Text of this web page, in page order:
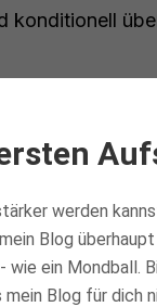
konditionell
besser
dran bleiben 😉
werden
Blog
wie ein Mondball.
mein Blog für dich